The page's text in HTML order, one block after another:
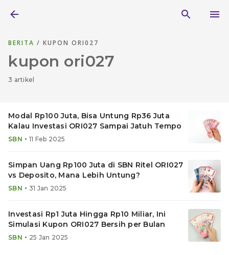
BERITA / KUPON ORI027
kupon ori027
3 artikel
Modal Rp100 Juta, Bisa Untung Rp36 Juta
Kalau Investasi ORI027 Sampai Jatuh Tempo
SBN • 11 Feb 2025
Simpan Uang Rp100 Juta di SBN Ritel ORI027
vs Deposito, Mana Lebih Untung?
SBN • 31 Jan 2025
Investasi Rp1 Juta Hingga Rp10 Miliar, Ini
Simulasi Kupon ORI027 Bersih per Bulan
SBN • 25 Jan 2025